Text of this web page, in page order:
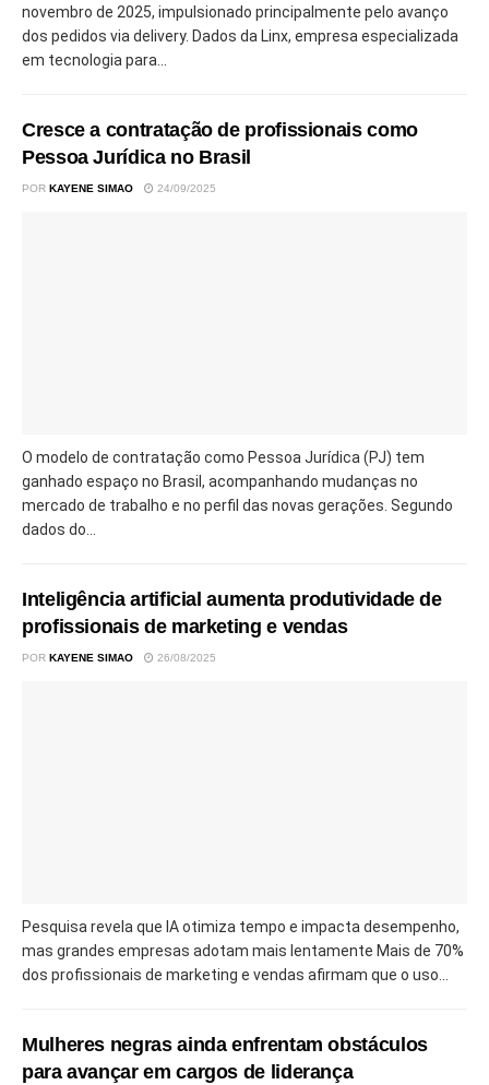
novembro de 2025, impulsionado principalmente pelo avanço
dos pedidos via delivery. Dados da Linx, empresa especializada
em tecnologia para...
Cresce a contratação de profissionais como
Pessoa Jurídica no Brasil
POR KAYENE SIMAO 24/09/2025
O modelo de contratação como Pessoa Jurídica (PJ) tem
ganhado espaço no Brasil, acompanhando mudanças no
mercado de trabalho e no perfil das novas gerações. Segundo
dados do...
Inteligência artificial aumenta produtividade de
profissionais de marketing e vendas
POR KAYENE SIMAO 26/08/2025
Pesquisa revela que IA otimiza tempo e impacta desempenho,
mas grandes empresas adotam mais lentamente Mais de 70%
dos profissionais de marketing e vendas afirmam que o uso...
Mulheres negras ainda enfrentam obstáculos
para avançar em cargos de liderança